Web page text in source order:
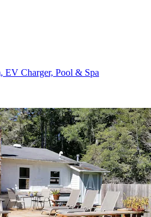
EV Charger, Pool & Spa